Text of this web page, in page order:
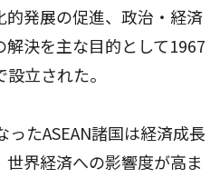
発展の促進、政治・経済
決を主な目的として1967
立された。
たASEAN諸国は経済成長
界経済への影響度が高ま